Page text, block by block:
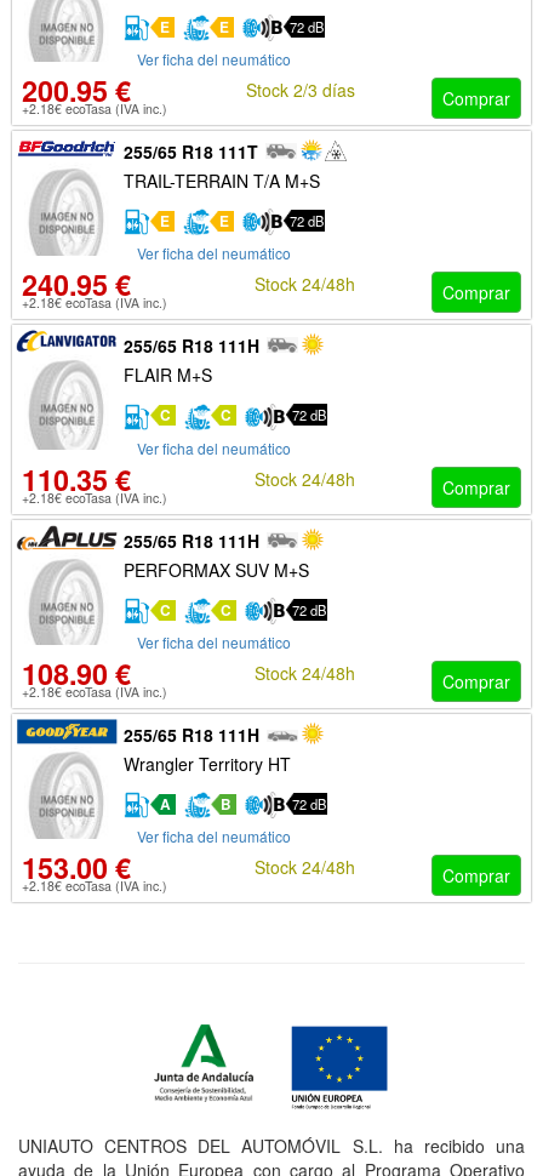
E E 72 dB
Ver ficha del neumático
200.95 €
+2.18€ ecoTasa (IVA inc.) Comprar
Stock 2/3 días
255/65 R18 111T
TRAIL-TERRAIN T/A M+S
E E 72 dB
Ver ficha del neumático
240.95 €
+2.18€ ecoTasa (IVA inc.) Comprar
Stock 24/48h
255/65 R18 111H
FLAIR M+S
C C 72 dB
Ver ficha del neumático
110.35 €
+2.18€ ecoTasa (IVA inc.) Comprar
Stock 24/48h
255/65 R18 111H
PERFORMAX SUV M+S
C C 72 dB
Ver ficha del neumático
108.90 €
+2.18€ ecoTasa (IVA inc.) Comprar
Stock 24/48h
255/65 R18 111H
Wrangler Territory HT
A B 72 dB
Ver ficha del neumático
153.00 €
+2.18€ ecoTasa (IVA inc.) Comprar
Stock 24/48h
UNIAUTO CENTROS DEL AUTOMÓVIL S.L. ha recibido una
ayuda de la Unión Europea con cargo al Programa Operativo